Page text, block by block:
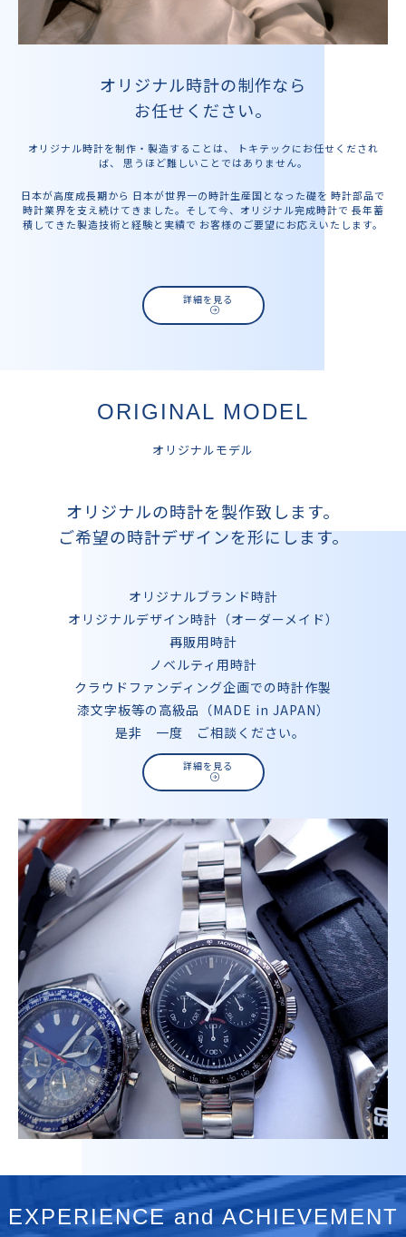
オリジナル時計の制作なら
お任せください。
オリジナル時計を制作・製造することは、 トキテックにお任せくだされ
ば、 思うほど難しいことではありません。
日本が高度成長期から 日本が世界一の時計生産国となった礎を 時計部品で
時計業界を支え続けてきました。そして今、オリジナル完成時計で 長年蓄
積してきた製造技術と経験と実績で お客様のご要望にお応えいたします。
詳細を見る
ORIGINAL MODEL
オリジナルモデル
オリジナルの時計を製作致します。
ご希望の時計デザインを形にします。
オリジナルブランド時計
オリジナルデザイン時計（オーダーメイド）
再販用時計
ノベルティ用時計
クラウドファンディング企画での時計作製
漆文字板等の高級品（MADE in JAPAN）
是非 一度 ご相談ください。
詳細を見る
EXPERIENCE and ACHIEVEMENT